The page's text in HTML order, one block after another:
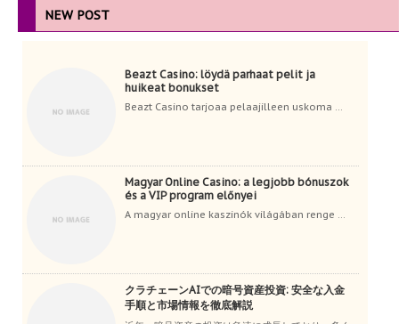
NEW POST
Beazt Casino: löydä parhaat pelit ja
huikeat bonukset
Beazt Casino tarjoaa pelaajilleen uskoma ...
Magyar Online Casino: a legjobb bónuszok
és a VIP program előnyei
A magyar online kaszinók világában renge ...
クラチェーンAIでの暗号資産投資: 安全な入金
手順と市場情報を徹底解説